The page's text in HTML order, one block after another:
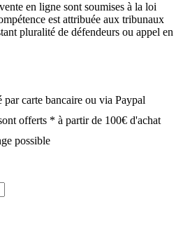
en ligne sont soumises à la loi
est attribuée aux tribunaux
pluralité de défendeurs ou appel en
par carte bancaire ou via Paypal
offerts * à partir de 100€ d'achat
possible